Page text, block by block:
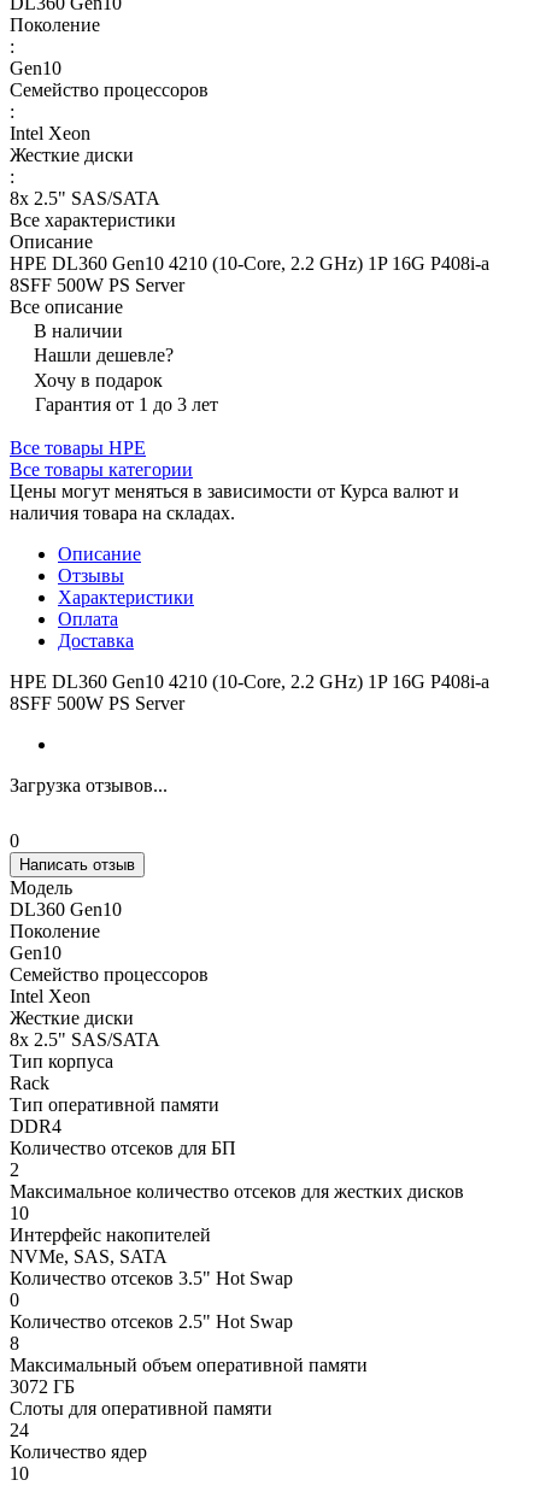
Поколение
:
Gen10
Семейство процессоров
:
Intel Xeon
Жесткие диски
:
8x 2.5" SAS/SATA
Все характеристики
Описание
HPE DL360 Gen10 4210 (10-Core, 2.2 GHz) 1P 16G P408i-a
8SFF 500W PS Server
Все описание
В наличии
Нашли дешевле?
Хочу в подарок
Гарантия от 1 до 3 лет
Все товары HPE
Все товары категории
Цены могут меняться в зависимости от Курса валют и
наличия товара на складах.
Описание
Отзывы
Характеристики
Оплата
Доставка
HPE DL360 Gen10 4210 (10-Core, 2.2 GHz) 1P 16G P408i-a
8SFF 500W PS Server
Загрузка отзывов...
0
Написать отзыв
Модель
DL360 Gen10
Поколение
Gen10
Семейство процессоров
Intel Xeon
Жесткие диски
8x 2.5" SAS/SATA
Тип корпуса
Rack
Тип оперативной памяти
DDR4
Количество отсеков для БП
2
Максимальное количество отсеков для жестких дисков
10
Интерфейс накопителей
NVMe, SAS, SATA
Количество отсеков 3.5" Hot Swap
0
Количество отсеков 2.5" Hot Swap
8
Максимальный объем оперативной памяти
3072 ГБ
Слоты для оперативной памяти
24
Количество ядер
10